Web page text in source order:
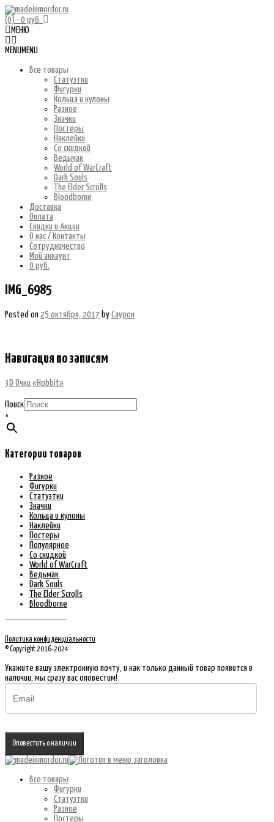
(0) - 0 руб.
МЕНЮ
MENU MENU
Все товары
Статуэтки
Фигурки
Кольца и кулоны
Разное
Значки
Постеры
Наклейки
Со скидкой
Ведьмак
World of WarCraft
Dark Souls
The Elder Scrolls
Bloodborne
Доставка
Оплата
Скидки и Акции
О нас / Контакты
Сотрудничество
Мой аккаунт
0 руб.
IMG_6985
Posted on 25 октября, 2017 by Саурон
Навигация по записям
3D Очки «Hobbit»
Поиск
×
Категории товаров
Разное
Фигурки
Статуэтки
Значки
Кольца и кулоны
Наклейки
Постеры
Популярное
Со скидкой
World of WarCraft
Ведьмак
Dark Souls
The Elder Scrolls
Bloodborne
Политика конфиденциальности
© Copyright 2016-2024
Укажите вашу электронную почту, и как только данный товар появится в
наличии, мы сразу вас оповестим!
Оповестить о наличии
Все товары
Фигурки
Статуэтки
Разное
Постеры